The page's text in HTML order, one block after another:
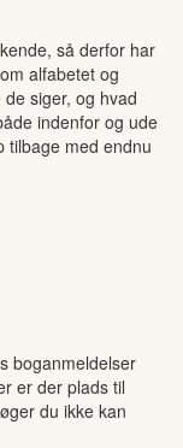
så derfor har
alfabetet og
siger, og hvad
indenfor og ude
tilbage med endnu
boganmeldelser
er der plads til
du ikke kan